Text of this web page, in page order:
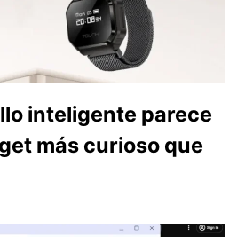
inteligente parece
más curioso que